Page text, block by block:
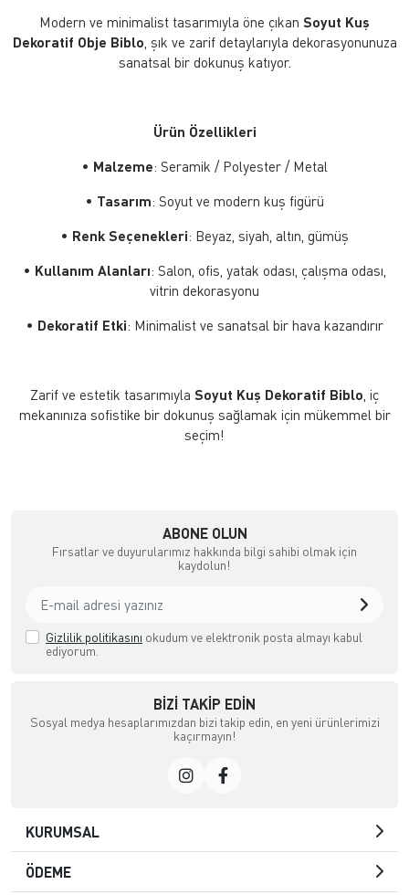
Modern ve minimalist tasarımıyla öne çıkan Soyut Kuş
Dekoratif Obje Biblo , şık ve zarif detaylarıyla dekorasyonunuza
sanatsal bir dokunuş katıyor.
Ürün Özellikleri
• Malzeme: Seramik / Polyester / Metal
• Tasarım: Soyut ve modern kuş figürü
• Renk Seçenekleri: Beyaz, siyah, altın, gümüş
• Kullanım Alanları: Salon, ofis, yatak odası, çalışma odası,
vitrin dekorasyonu
• Dekoratif Etki: Minimalist ve sanatsal bir hava kazandırır
Zarif ve estetik tasarımıyla Soyut Kuş Dekoratif Biblo , iç
mekanınıza sofistike bir dokunuş sağlamak için mükemmel bir
seçim!
ABONE OLUN
Fırsatlar ve duyurularımız hakkında bilgi sahibi olmak için
kaydolun!
Gizlilik politikasını okudum ve elektronik posta almayı kabul
ediyorum.
BIZI TAKIP EDIN
Sosyal medya hesaplarımızdan bizi takip edin, en yeni ürünlerimizi
kaçırmayın!
KURUMSAL
ÖDEME